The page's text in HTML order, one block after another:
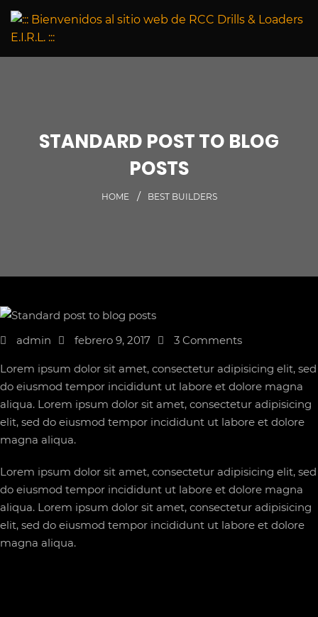
STANDARD POST TO BLOG
POSTS
HOME BEST BUILDERS
admin febrero 9, 2017 3 Comments
Lorem ipsum dolor sit amet, consectetur adipisicing elit, sed
do eiusmod tempor incididunt ut labore et dolore magna
aliqua. Lorem ipsum dolor sit amet, consectetur adipisicing
elit, sed do eiusmod tempor incididunt ut labore et dolore
magna aliqua.
Lorem ipsum dolor sit amet, consectetur adipisicing elit, sed
do eiusmod tempor incididunt ut labore et dolore magna
aliqua. Lorem ipsum dolor sit amet, consectetur adipisicing
elit, sed do eiusmod tempor incididunt ut labore et dolore
magna aliqua.